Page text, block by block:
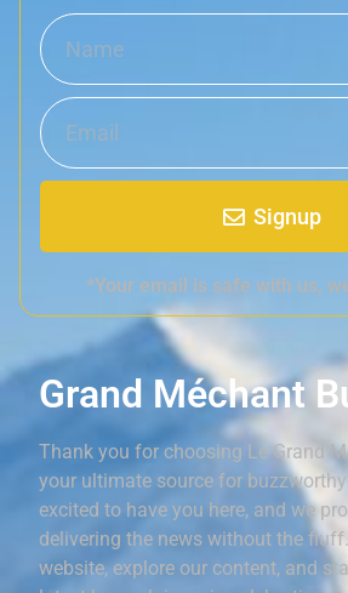
Signup
*Your email is safe with us,
Grand Méchant
Thank you for choosing Le Grand
your ultimate source for buzzworthy
excited to have you here, and we
delivering the news without the
website, explore our content, and